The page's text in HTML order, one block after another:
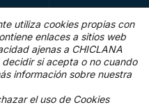
8 AGO
0 %
utiliza cookies propias con
enlaces a sitios web
ajenas a CHICLANA
si acepta o no cuando
información sobre nuestra
el uso de Cookies